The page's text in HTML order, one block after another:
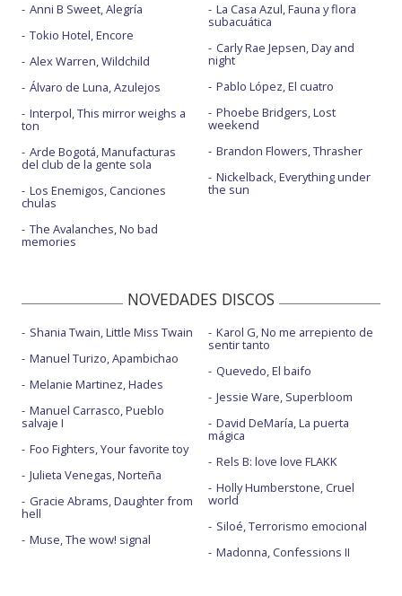
Anni B Sweet, Alegría
Tokio Hotel, Encore
Alex Warren, Wildchild
Álvaro de Luna, Azulejos
Interpol, This mirror weighs a
ton
Arde Bogotá, Manufacturas
del club de la gente sola
Los Enemigos, Canciones
chulas
The Avalanches, No bad
memories
La Casa Azul, Fauna y flora
subacuática
Carly Rae Jepsen, Day and
night
Pablo López, El cuatro
Phoebe Bridgers, Lost
weekend
Brandon Flowers, Thrasher
Nickelback, Everything under
the sun
NOVEDADES DISCOS
Shania Twain, Little Miss Twain
Manuel Turizo, Apambichao
Melanie Martinez, Hades
Manuel Carrasco, Pueblo
salvaje I
Foo Fighters, Your favorite toy
Julieta Venegas, Norteña
Gracie Abrams, Daughter from
hell
Muse, The wow! signal
Karol G, No me arrepiento de
sentir tanto
Quevedo, El baifo
Jessie Ware, Superbloom
David DeMaría, La puerta
mágica
Rels B: love love FLAKK
Holly Humberstone, Cruel
world
Siloé, Terrorismo emocional
Madonna, Confessions II